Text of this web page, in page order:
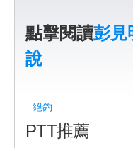
點擊閱讀彭見
說
絕釣
PTT推薦